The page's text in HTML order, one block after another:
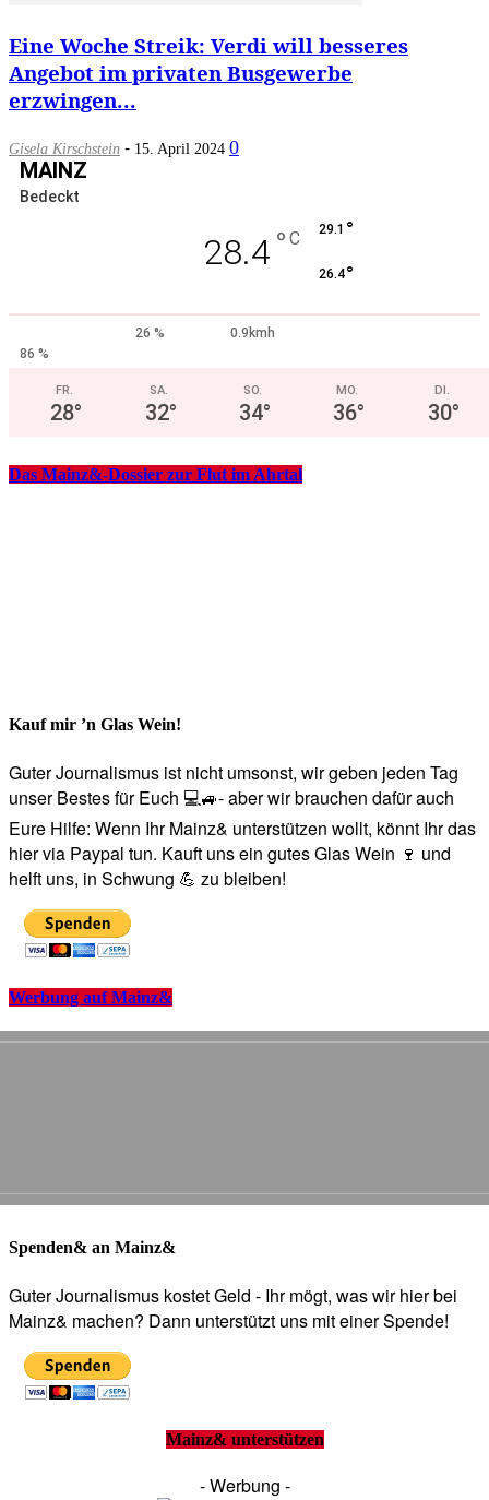
Eine Woche Streik: Verdi will besseres
Angebot im privaten Busgewerbe
erzwingen...
Gisela Kirschstein - 15. April 2024 0
MAINZ
Bedeckt
28.4 ° C 29.1 °
26.4°
26 %
0.9kmh
86 %
FR.
28°
SA.
32°
SO.
34°
MO.
36°
DI.
30°
Das Mainz&-Dossier zur Flut im Ahrtal
Kauf mir ’n Glas Wein!
Guter Journalismus ist nicht umsonst, wir geben jeden Tag
unser Bestes für Euch 💻🚙- aber wir brauchen dafür auch
Eure Hilfe: Wenn Ihr Mainz& unterstützen wollt, könnt Ihr das
hier via Paypal tun. Kauft uns ein gutes Glas Wein 🍷 und
helft uns, in Schwung 💪 zu bleiben!
Werbung auf Mainz&
Spenden& an Mainz&
Guter Journalismus kostet Geld - Ihr mögt, was wir hier bei
Mainz& machen? Dann unterstützt uns mit einer Spende!
Mainz& unterstützen
- Werbung -